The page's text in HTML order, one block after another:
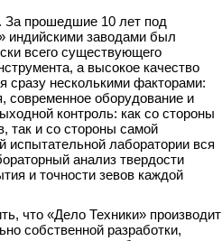
прошедшие 10 лет под
индийскими заводами был
всего существующего
а высокое качество
сразу несколькими факторами:
современное оборудование и
контроль: как со стороны
так и со стороны самой
испытательной лаборатории вся
анализ твердости
и точности зевов каждой
что «Дело Техники» производит
собственной разработки,